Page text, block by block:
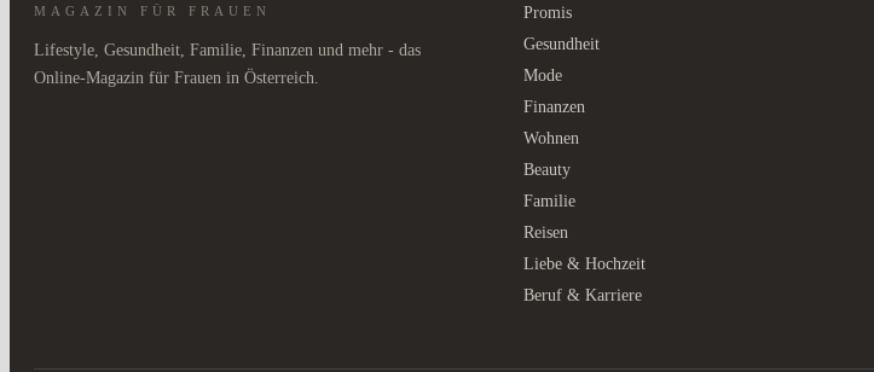
MAGAZIN FÜR FRAUEN
Lifestyle, Gesundheit, Familie, Finanzen und mehr - das
Online-Magazin für Frauen in Österreich.
Promis
Gesundheit
Mode
Finanzen
Wohnen
Beauty
Familie
Reisen
Liebe & Hochzeit
Beruf & Karriere